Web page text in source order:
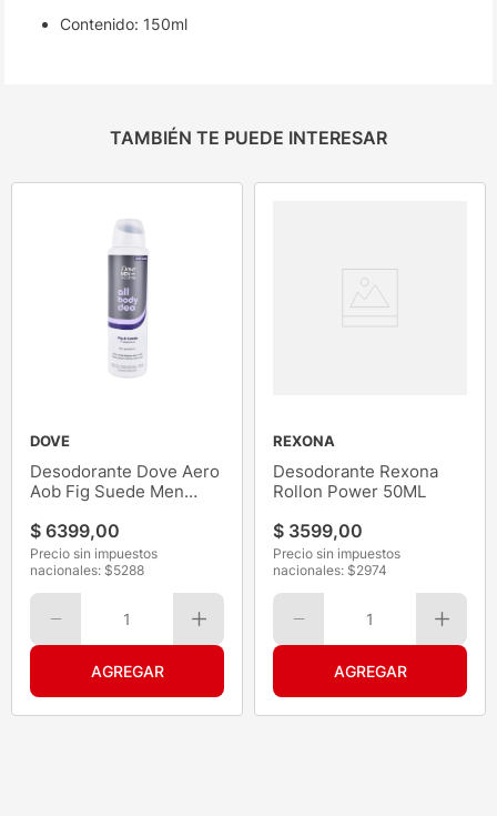
Contenido: 150ml
TAMBIÉN TE PUEDE INTERESAR
DOVE
Desodorante Dove Aero
Aob Fig Suede Men
$ 6399,00
Precio sin impuestos
nacionales: $5288
1
REXONA
Desodorante Rexona
Rollon Power 50ML
$ 3599,00
Precio sin impuestos
nacionales: $2974
1